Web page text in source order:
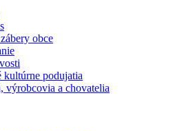
obce
kultúrne podujatia
výrobcovia a chovatelia